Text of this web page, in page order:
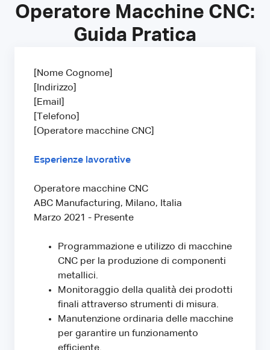
Operatore Macchine CNC:
Guida Pratica
[Nome Cognome]
[Indirizzo]
[Email]
[Telefono]
[Operatore macchine CNC]
Esperienze lavorative
Operatore macchine CNC
ABC Manufacturing, Milano, Italia
Marzo 2021 - Presente
Programmazione e utilizzo di macchine
CNC per la produzione di componenti
metallici.
Monitoraggio della qualità dei prodotti
finali attraverso strumenti di misura.
Manutenzione ordinaria delle macchine
per garantire un funzionamento